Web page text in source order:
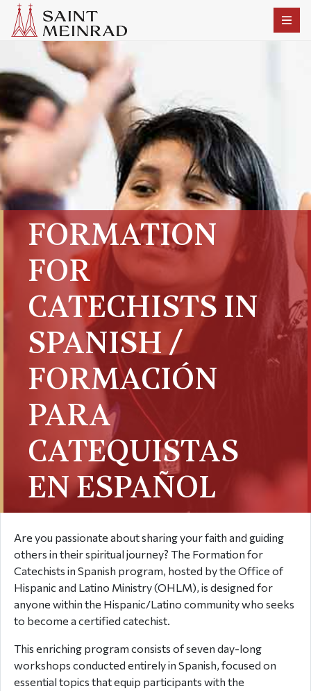
FORMATION
FOR
CATECHISTS IN
SPANISH /
FORMACIÓN
PARA
CATEQUISTAS
EN ESPAÑOL
Are you passionate about sharing your faith and guiding
others in their spiritual journey? The Formation for
Catechists in Spanish program, hosted by the Office of
Hispanic and Latino Ministry (OHLM), is designed for
anyone within the Hispanic/Latino community who seeks
to become a certified catechist.
This enriching program consists of seven day-long
workshops conducted entirely in Spanish, focused on
essential topics that equip participants with the